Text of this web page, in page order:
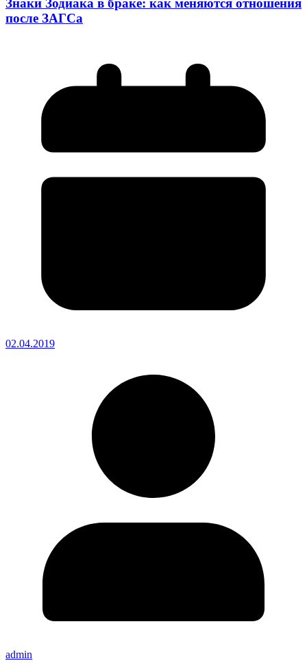
Знаки Зодиака в браке: как меняются отношения
после ЗАГСа
02.04.2019
admin